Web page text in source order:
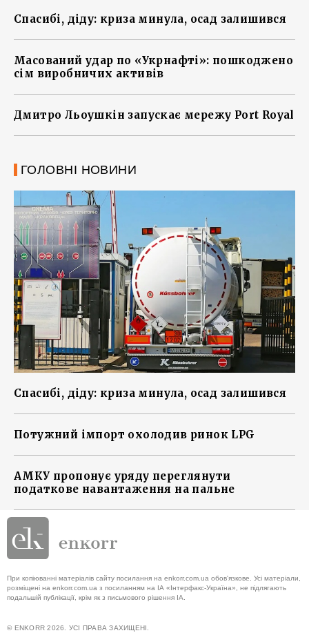
Спасибі, діду: криза минула, осад залишився
Масований удар по «Укрнафті»: пошкоджено
сім виробничих активів
Дмитро Льоушкін запускає мережу Port Royal
ГОЛОВНІ НОВИНИ
Спасибі, діду: криза минула, осад залишився
Потужний імпорт охолодив ринок LPG
АМКУ пропонує уряду переглянути
податкове навантаження на пальне
При копіюванні матеріалів сайту посилання на enkorr.com.ua обов'язкове. Усі матеріали,
розміщені на enkorr.com.ua з посиланням на ІА «Інтерфакс-Україна», не підлягають
подальшій публікації, крім як з письмового рішення ІА.
© ENKORR 2026. УСІ ПРАВА ЗАХИЩЕНІ.